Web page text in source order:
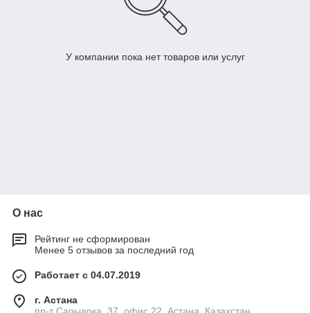
У компании пока нет товаров или услуг
О нас
Рейтинг не сформирован
Менее 5 отзывов за последний год
Работает с 04.07.2019
г. Астана